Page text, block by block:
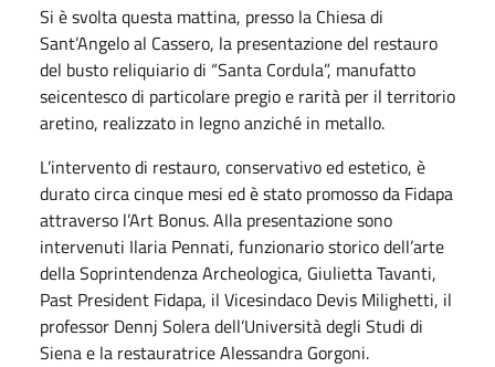
Si è svolta questa mattina, presso la Chiesa di
Sant’Angelo al Cassero, la presentazione del restauro
del busto reliquiario di “Santa Cordula”, manufatto
seicentesco di particolare pregio e rarità per il territorio
aretino, realizzato in legno anziché in metallo.
L’intervento di restauro, conservativo ed estetico, è
durato circa cinque mesi ed è stato promosso da Fidapa
attraverso l’Art Bonus. Alla presentazione sono
intervenuti Ilaria Pennati, funzionario storico dell’arte
della Soprintendenza Archeologica, Giulietta Tavanti,
Past President Fidapa, il Vicesindaco Devis Milighetti, il
professor Dennj Solera dell’Università degli Studi di
Siena e la restauratrice Alessandra Gorgoni.